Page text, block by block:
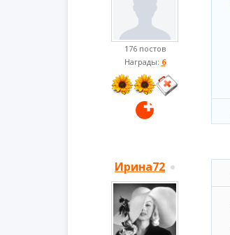
176 постов
Награды: 6
Ирина72